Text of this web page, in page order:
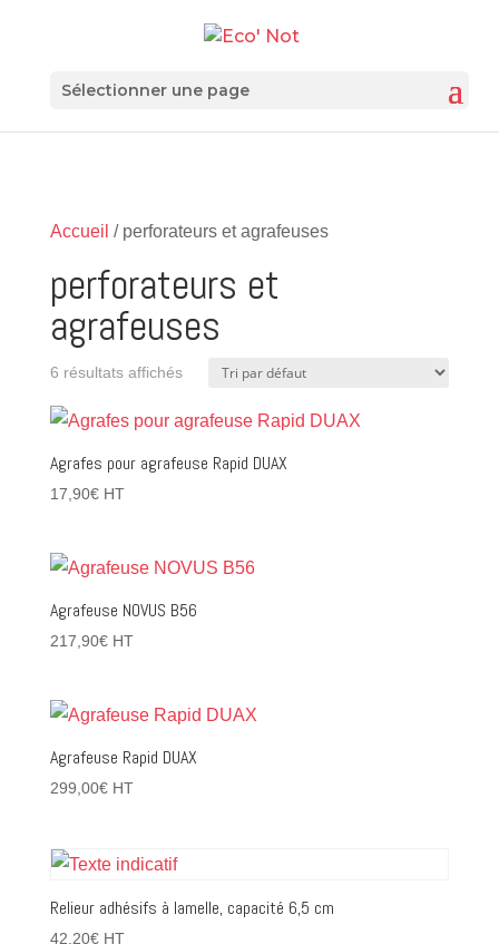
Sélectionner une page
Accueil / perforateurs et agrafeuses
perforateurs et
agrafeuses
6 résultats affichés
Agrafes pour agrafeuse Rapid DUAX
17,90€ HT
Agrafeuse NOVUS B56
217,90€ HT
Agrafeuse Rapid DUAX
299,00€ HT
Relieur adhésifs à lamelle, capacité 6,5 cm
42,20€ HT